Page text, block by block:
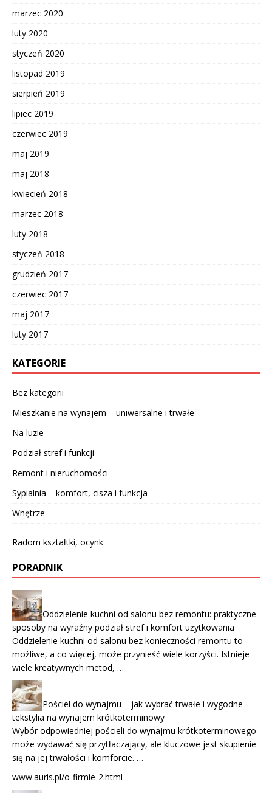
marzec 2020
luty 2020
styczeń 2020
listopad 2019
sierpień 2019
lipiec 2019
czerwiec 2019
maj 2019
maj 2018
kwiecień 2018
marzec 2018
luty 2018
styczeń 2018
grudzień 2017
czerwiec 2017
maj 2017
luty 2017
KATEGORIE
Bez kategorii
Mieszkanie na wynajem – uniwersalne i trwałe
Na luzie
Podział stref i funkcji
Remont i nieruchomości
Sypialnia – komfort, cisza i funkcja
Wnętrze
Radom kształtki, ocynk
PORADNIK
Oddzielenie kuchni od salonu bez remontu: praktyczne
sposoby na wyraźny podział stref i komfort użytkowania
Oddzielenie kuchni od salonu bez konieczności remontu to
możliwe, a co więcej, może przynieść wiele korzyści. Istnieje
wiele kreatywnych metod, …
Pościel do wynajmu – jak wybrać trwałe i wygodne
tekstylia na wynajem krótkoterminowy
Wybór odpowiedniej pościeli do wynajmu krótkoterminowego
może wydawać się przytłaczający, ale kluczowe jest skupienie
się na jej trwałości i komforcie. …
www.auris.pl/o-firmie-2.html